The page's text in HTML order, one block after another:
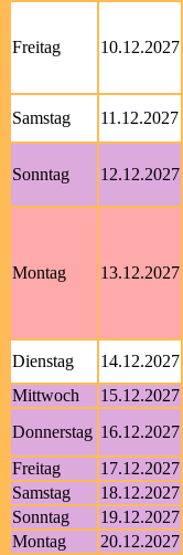
Freitag 10.12.2027
Samstag
11.12.2027
Sonntag 12.12.2027
Montag 13.12.2027
Dienstag
14.12.2027
Mittwoch
15.12.2027
Donnerstag 16.12.2027
Freitag
17.12.2027
Samstag
18.12.2027
Sonntag
19.12.2027
Montag
20.12.2027